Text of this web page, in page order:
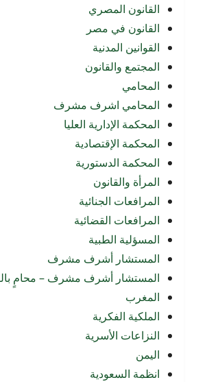
القانون المصري
القانون في مصر
القوانين المدنية
المجتمع والقانون
المحامي
المحامي اشرف مشرف
المحكمة الإدارية العليا
المحكمة الإقتصادية
المحكمة الدستورية
المرأة والقانون
المرافعات الجنائية
المرافعات القضائية
المسؤلية الطبية
المستشار أشرف مشرف
المستشار أشرف مشرف – محامٍ
المغرب
الملكية الفكرية
النزاعات الأسرية
اليمن
انظمة السعودية